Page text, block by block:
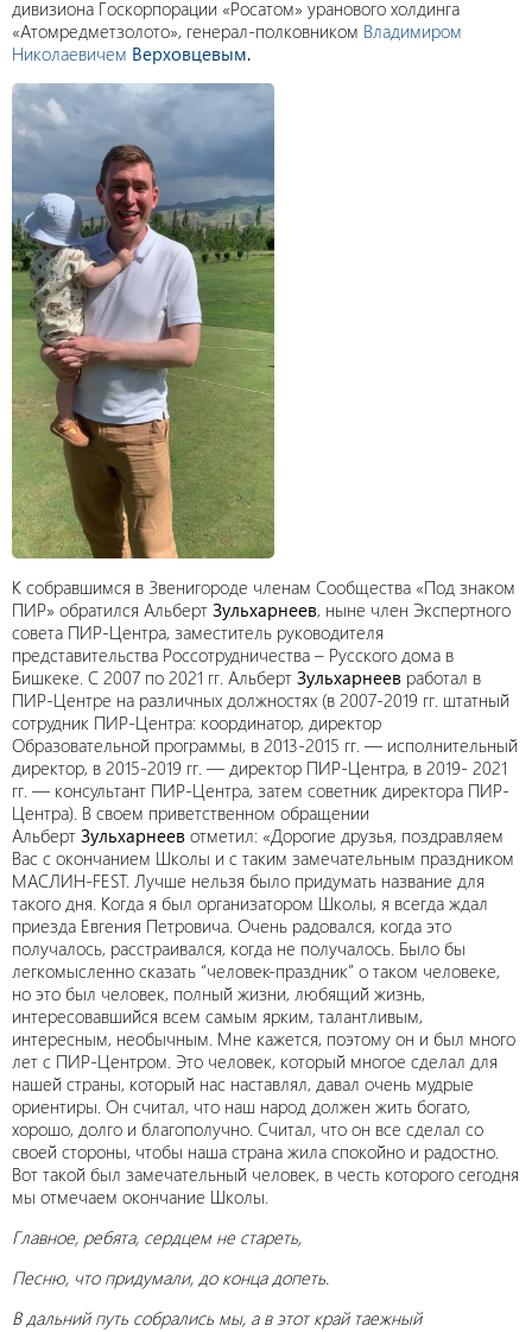
дивизиона Госкорпорации «Росатом» уранового холдинга
«Атомредметзолото», генерал-полковником Владимиром
Николаевичем Верховцевым.
К собравшимся в Звенигороде членам Сообщества «Под знаком
ПИР» обратился Альберт Зульхарнеев, ныне член Экспертного
совета ПИР-Центра, заместитель руководителя
представительства Россотрудничества – Русского дома в
Бишкеке. С 2007 по 2021 гг. Альберт Зульхарнеев работал в
ПИР-Центре на различных должностях (в 2007-2019 гг. штатный
сотрудник ПИР-Центра: координатор, директор
Образовательной программы, в 2013-2015 гг. — исполнительный
директор, в 2015-2019 гг. — директор ПИР-Центра, в 2019- 2021
гг. — консультант ПИР-Центра, затем советник директора ПИР-
Центра). В своем приветственном обращении
Альберт Зульхарнеев отметил: «Дорогие друзья, поздравляем
Вас с окончанием Школы и с таким замечательным праздником
МАСЛИН-FEST. Лучше нельзя было придумать название для
такого дня. Когда я был организатором Школы, я всегда ждал
приезда Евгения Петровича. Очень радовался, когда это
получалось, расстраивался, когда не получалось. Было бы
легкомысленно сказать “человек-праздник” о таком человеке,
но это был человек, полный жизни, любящий жизнь,
интересовавшийся всем самым ярким, талантливым,
интересным, необычным. Мне кажется, поэтому он и был много
лет с ПИР-Центром. Это человек, который многое сделал для
нашей страны, который нас наставлял, давал очень мудрые
ориентиры. Он считал, что наш народ должен жить богато,
хорошо, долго и благополучно. Считал, что он все сделал со
своей стороны, чтобы наша страна жила спокойно и радостно.
Вот такой был замечательный человек, в честь которого сегодня
мы отмечаем окончание Школы.
Главное, ребята, сердцем не стареть,
Песню, что придумали, до конца допеть.
В дальний путь собрались мы, а в этот край таежный